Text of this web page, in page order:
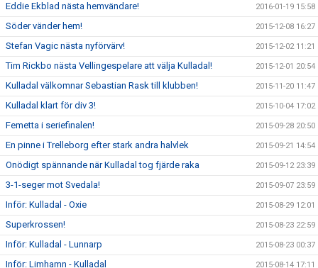
Eddie Ekblad nästa hemvändare! 2016-01-19 15:58
Söder vänder hem! 2015-12-08 16:27
Stefan Vagic nästa nyförvärv! 2015-12-02 11:21
Tim Rickbo nästa Vellingespelare att välja Kulladal! 2015-12-01 20:54
Kulladal välkomnar Sebastian Rask till klubben! 2015-11-20 11:47
Kulladal klart för div 3! 2015-10-04 17:02
Femetta i seriefinalen! 2015-09-28 20:50
En pinne i Trelleborg efter stark andra halvlek 2015-09-21 14:54
Onödigt spännande när Kulladal tog fjärde raka 2015-09-12 23:39
3-1-seger mot Svedala! 2015-09-07 23:59
Inför: Kulladal - Oxie 2015-08-29 12:01
Superkrossen! 2015-08-23 22:59
Inför: Kulladal - Lunnarp 2015-08-23 00:37
Inför: Limhamn - Kulladal 2015-08-14 17:11